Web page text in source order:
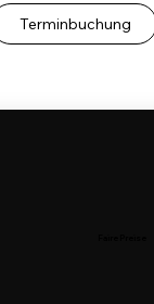
Terminbuchung